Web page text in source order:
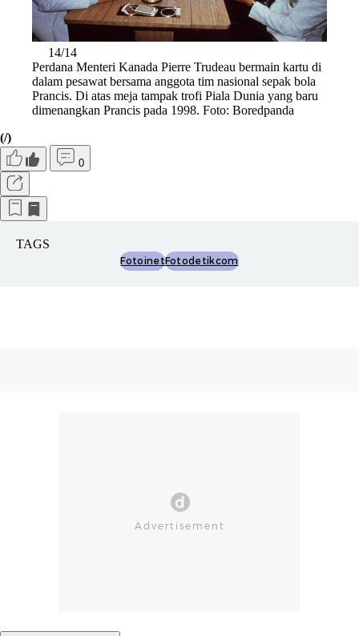
14/14
Perdana Menteri Kanada Pierre Trudeau bermain kartu di
dalam pesawat bersama anggota tim nasional sepak bola
Prancis. Di atas meja tampak trofi Piala Dunia yang baru
dimenangkan Prancis pada 1998. Foto: Boredpanda
(/)
0
TAGS
FotoinetFotodetikcom